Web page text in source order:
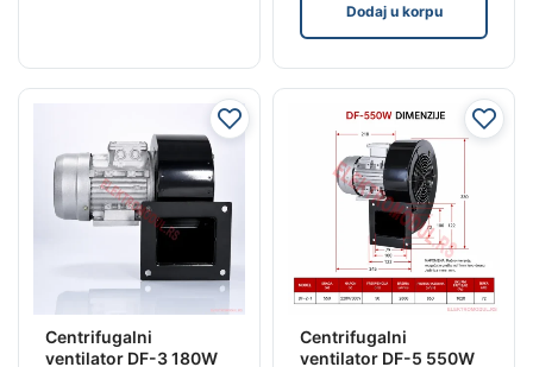
Dodaj u korpu
Centrifugalni
ventilator DF-3 180W
Centrifugalni
ventilator DF-5 550W